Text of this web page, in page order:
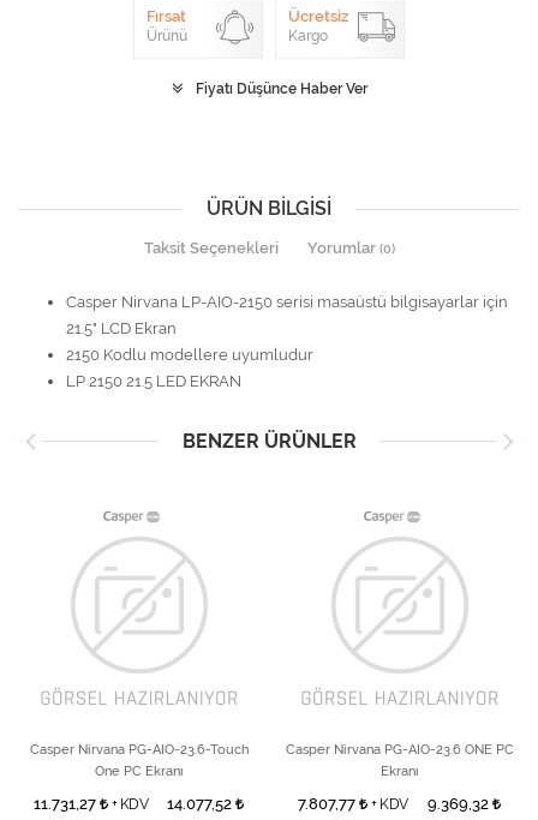
Fırsat
Ürünü
Ücretsiz
Kargo
Fiyatı Düşünce Haber Ver
ÜRÜN BILGISI
Taksit Seçenekleri Yorumlar (0)
Casper Nirvana LP-AIO-2150 serisi masaüstü bilgisayarlar için
21.5" LCD Ekran
2150 Kodlu modellere uyumludur
LP 2150 21.5 LED EKRAN
BENZER ÜRÜNLER
Casper Nirvana PG-AIO-23.6-Touch
One PC Ekranı
11.731,27 + KDV 14.077,52
Casper Nirvana PG-AIO-23.6 ONE PC
Ekranı
7.807,77 + KDV 9.369,32